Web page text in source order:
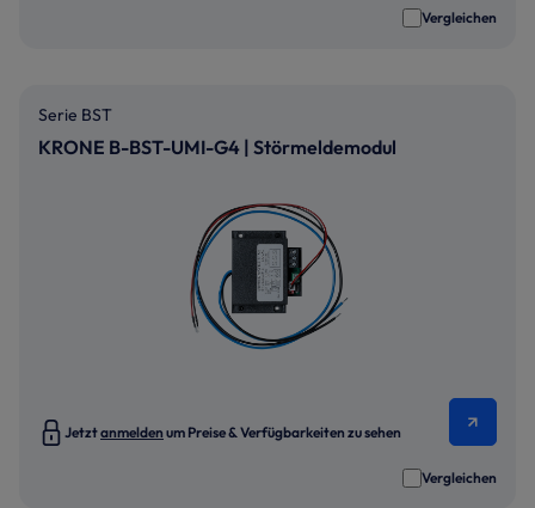
Vergleichen
Serie BST
KRONE B-BST-UMI-G4 | Störmeldemodul
Jetztanmelden um Preise & Verfügbarkeiten zu sehen
Vergleichen